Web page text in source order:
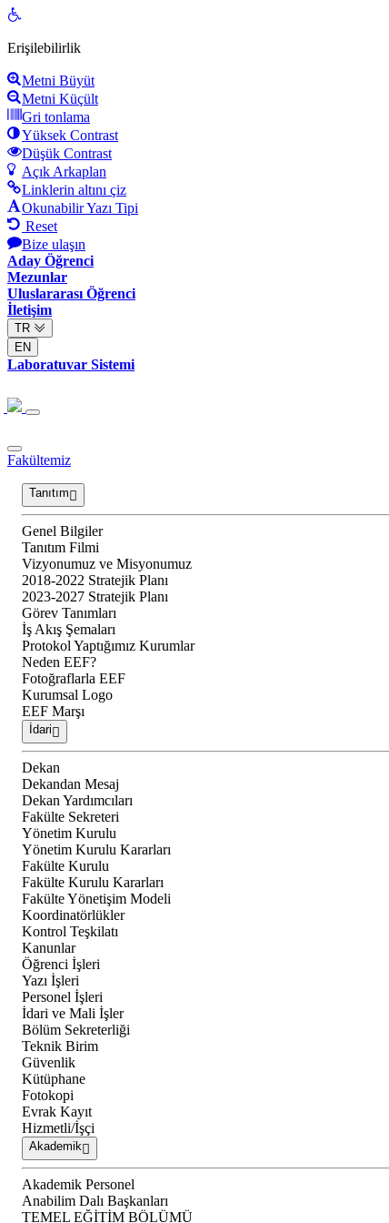
Open
Erişilebilirlik
Metni Büyüt
Metni Küçült
Gri tonlama
Yüksek Contrast
Düşük Contrast
Açık Arkaplan
Linklerin altını çiz
Okunabilir Yazı Tipi
Reset
Bize ulaşın
Aday Öğrenci
Mezunlar
Uluslararası Öğrenci
İletişim
TR
EN
Laboratuvar Sistemi
Fakültemiz
Tanıtım
Genel Bilgiler
Tanıtım Filmi
Vizyonumuz ve Misyonumuz
2018-2022 Stratejik Planı
2023-2027 Stratejik Planı
Görev Tanımları
İş Akış Şemaları
Protokol Yaptığımız Kurumlar
Neden EEF?
Fotoğraflarla EEF
Kurumsal Logo
EEF Marşı
İdari
Dekan
Dekandan Mesaj
Dekan Yardımcıları
Fakülte Sekreteri
Yönetim Kurulu
Yönetim Kurulu Kararları
Fakülte Kurulu
Fakülte Kurulu Kararları
Fakülte Yönetişim Modeli
Koordinatörlükler
Kontrol Teşkilatı
Kanunlar
Öğrenci İşleri
Yazı İşleri
Personel İşleri
İdari ve Mali İşler
Bölüm Sekreterliği
Teknik Birim
Güvenlik
Kütüphane
Fotokopi
Evrak Kayıt
Hizmetli/İşçi
Akademik
Akademik Personel
Anabilim Dalı Başkanları
TEMEL EĞİTİM BÖLÜMÜ